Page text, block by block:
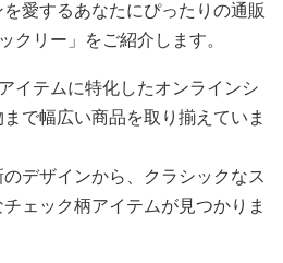
愛するあなたにぴったりの通販
リー」をご紹介します。
イテムに特化したオンラインシ
で幅広い商品を取り揃えていま
デザインから、クラシックなス
ェック柄アイテムが見つかりま